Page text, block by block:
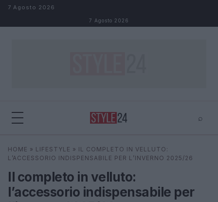
Salta al contenuto
7 Agosto 2026
7 Agosto 2026
⌕
Cerca
HOME » LIFESTYLE » IL COMPLETO IN VELLUTO:
L’ACCESSORIO INDISPENSABILE PER L’INVERNO 2025/26
Il completo in velluto:
l’accessorio indispensabile per